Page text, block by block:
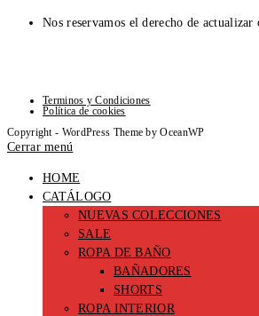
Nos reservamos el derecho de
Terminos y Condiciones
Política de cookies
Copyright - WordPress Theme by OceanWP
Cerrar menú
HOME
CATÁLOGO
NUEVAS COLECCIONES
SALE
ROPA DE BAÑO
BAÑADORES
SHORTS
ROPA INTERIOR